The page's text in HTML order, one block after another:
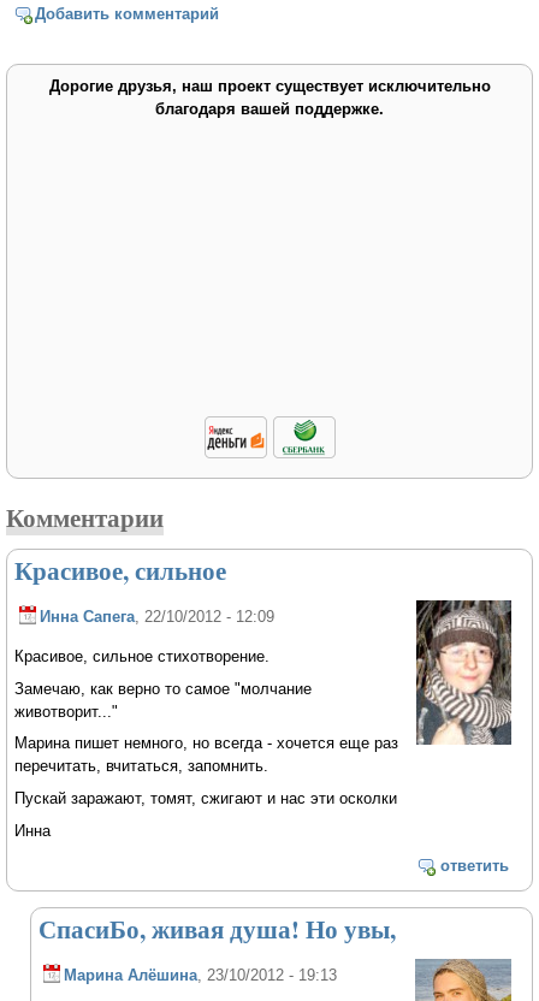
Добавить комментарий
Дорогие друзья, наш проект существует исключительно
благодаря вашей поддержке.
Комментарии
Красивое, сильное
Инна Сапега, 22/10/2012 - 12:09
Красивое, сильное стихотворение.
Замечаю, как верно то самое "молчание
животворит..."
Марина пишет немного, но всегда - хочется еще раз
перечитать, вчитаться, запомнить.
Пускай заражают, томят, сжигают и нас эти осколки
Инна
ответить
СпасиБо, живая душа! Но увы,
Марина Алёшина , 23/10/2012 - 19:13